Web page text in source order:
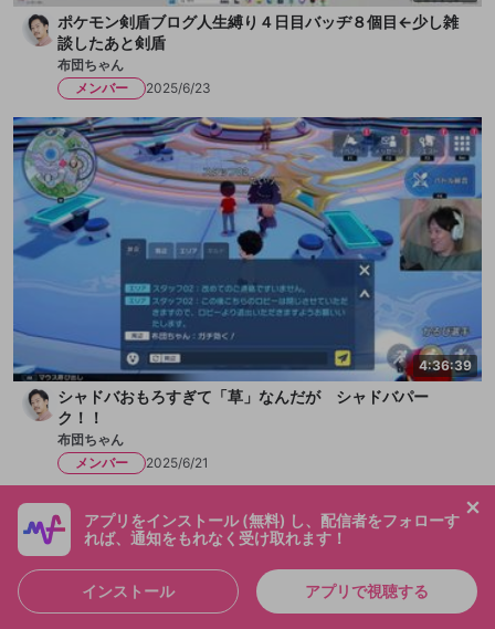
ポケモン剣盾ブログ人生縛り４日目バッヂ８個目←少し雑
談したあと剣盾
布団ちゃん
メンバー
2025/6/23
4:36:39
シャドバおもろすぎて「草」なんだが シャドバパー
ク！！
布団ちゃん
メンバー
2025/6/21
アプリをインストール (無料) し、配信者をフォローす
れば、通知をもれなく受け取れます！
インストール アプリで視聴する